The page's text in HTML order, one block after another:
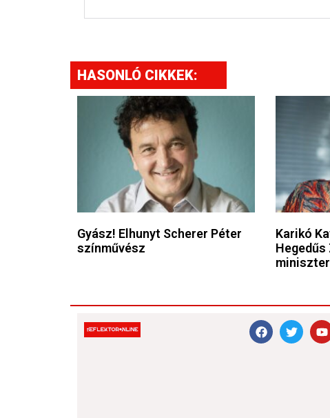
HASONLÓ CIKKEK:
Gyász! Elhunyt Scherer Péter
színművész
Karikó